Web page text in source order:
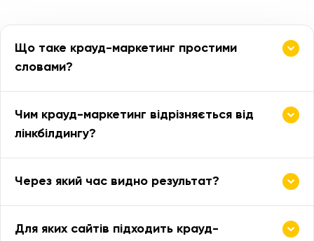
Що таке крауд-маркетинг простими
словами?
Чим крауд-маркетинг відрізняється від
лінкбілдингу?
Через який час видно результат?
Для яких сайтів підходить крауд-